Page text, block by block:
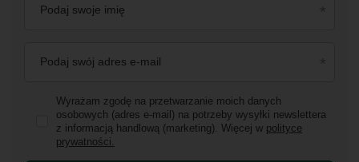
Podaj swoje imię
Podaj swój adres e-mail
Wyrażam zgodę na przetwarzanie moich danych
osobowych (adres e-mail) na potrzeby wysyłki newslettera
z informacją handlową (marketing). Więcej w polityce
prywatności.